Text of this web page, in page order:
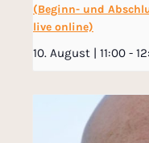
(Beginn- und
live online)
10. August | 11:00 -